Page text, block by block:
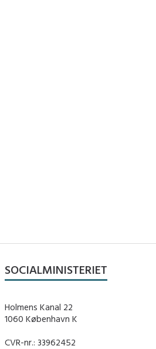
SOCIALMINISTERIET
Holmens Kanal 22
1060 København K
CVR-nr.: 33962452